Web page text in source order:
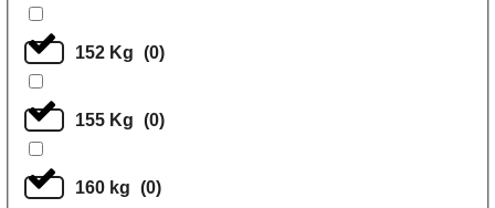
152 Kg (0)
155 Kg (0)
160 kg (0)